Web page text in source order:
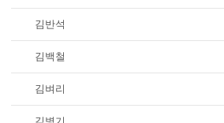
김반석
김백철
김벼리